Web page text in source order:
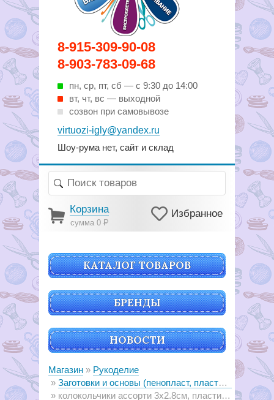
8-915-309-90-08
8-903-783-09-68
пн, ср, пт, cб — с 9:30 до 14:00
вт, чт, вс — выходной
созвон при самовывозе
virtuozi-igly@yandex.ru
Шоу-рума нет, сайт и склад
Вирутозы иглы. Товары для
шитья и рукоделья
Корзина
сумма 0Р
Избранное
КАТАЛОГ ТОВАРОВ
БРЕНДЫ
НОВОСТИ
Магазин
Рукоделие
Заготовки и основы (пенопласт, пластик, металл, дерево)
колокольчики ассорти 3х2.8см, пластик 10 шт